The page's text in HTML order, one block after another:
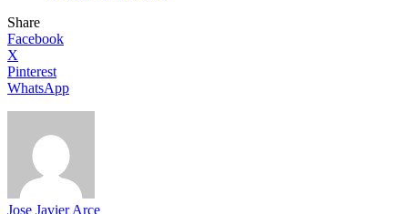
Share
Facebook
X
Pinterest
WhatsApp
Jose Javier Arce